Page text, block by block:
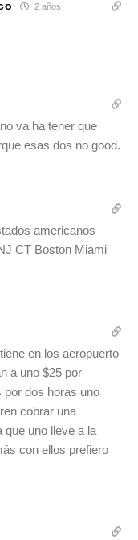
2 años
va ha tener que
esas dos no good.
americanos
CT Boston Miami
en los aeropuerto
a uno $25 por
por dos horas uno
cobrar una
que uno lleve a la
con ellos prefiero